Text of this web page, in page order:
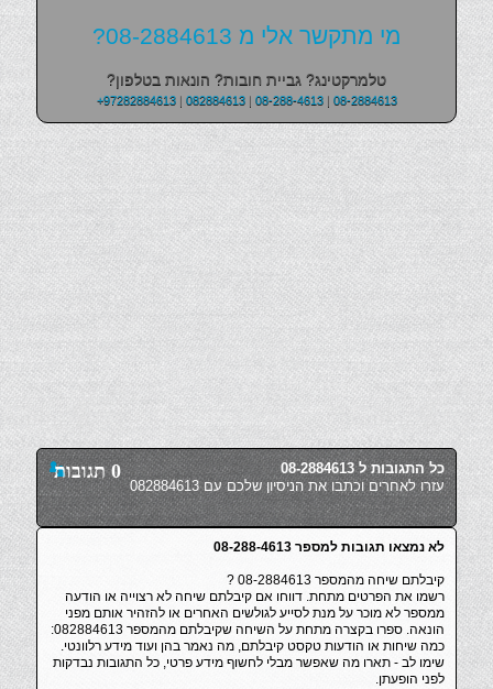
מי מתקשר אלי מ 08-2884613?
טלמרקטינג? גביית חובות? הונאות בטלפון?
+97282884613| 082884613| 08-288-4613| 08-2884613
0 תגובות
כל התגובות ל 08-2884613
עזרו לאחרים וכתבו את הניסיון שלכם עם 082884613
לא נמצאו תגובות למספר 08-288-4613
קיבלתם שיחה מהמספר 08-2884613 ?
רשמו את הפרטים מתחת. דווחו אם קיבלתם שיחה לא רצוייה או הודעה
ממספר לא מוכר על מנת לסייע לגולשים האחרים או להזהיר אותם מפני
הונאה. ספרו בקצרה מתחת על השיחה שקיבלתם מהמספר 082884613:
כמה שיחות או הודעות טקסט קיבלתם, מה נאמר בהן ועוד מידע רלוונטי.
שימו לב - תארו מה שאפשר מבלי לחשוף מידע פרטי, כל התגובות נבדקות
לפני הופעתן.